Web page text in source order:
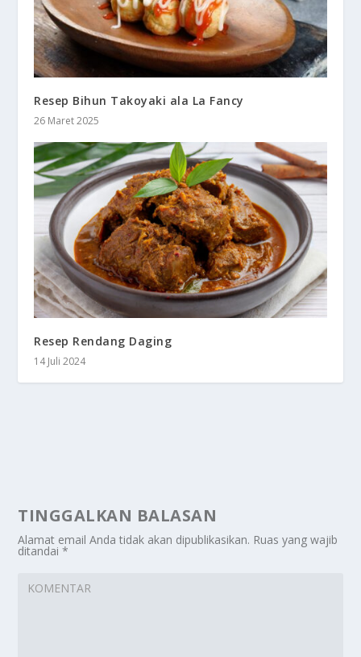
Resep Bihun Takoyaki ala La Fancy
26 Maret 2025
Resep Rendang Daging
14 Juli 2024
TINGGALKAN BALASAN
Alamat email Anda tidak akan dipublikasikan. Ruas yang wajib
ditandai*